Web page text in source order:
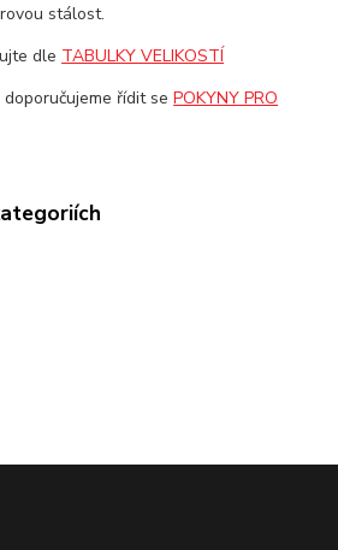
stálost.
dle TABULKY VELIKOSTÍ
doporučujeme řídit sePOKYNY PRO